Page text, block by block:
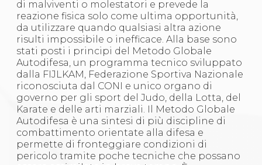
di malviventi o molestatori e prevede la
reazione fisica solo come ultima opportunità,
da utilizzare quando qualsiasi altra azione
risulti impossibile o inefficace. Alla base sono
stati posti i principi del Metodo Globale
Autodifesa, un programma tecnico sviluppato
dalla FIJLKAM, Federazione Sportiva Nazionale
riconosciuta dal CONI e unico organo di
governo per gli sport del Judo, della Lotta, del
Karate e delle arti marziali. Il Metodo Globale
Autodifesa è una sintesi di più discipline di
combattimento orientate alla difesa e
permette di fronteggiare condizioni di
pericolo tramite poche tecniche che possano